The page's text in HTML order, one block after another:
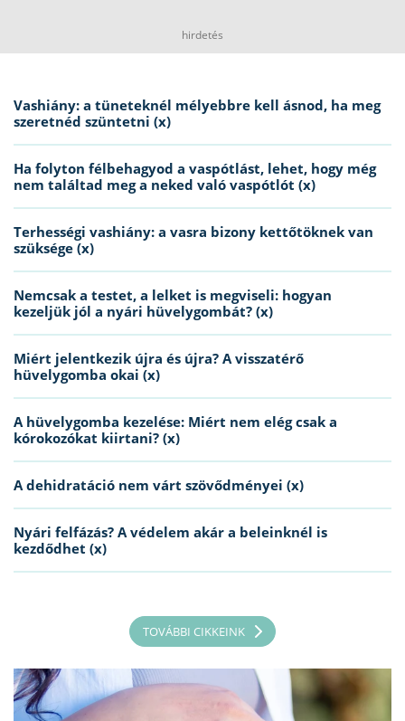
hirdetés
Vashiány: a tüneteknél mélyebbre kell ásnod, ha meg
szeretnéd szüntetni (x)
Ha folyton félbehagyod a vaspótlást, lehet, hogy még
nem találtad meg a neked való vaspótlót (x)
Terhességi vashiány: a vasra bizony kettőtöknek van
szüksége (x)
Nemcsak a testet, a lelket is megviseli: hogyan
kezeljük jól a nyári hüvelygombát? (x)
Miért jelentkezik újra és újra? A visszatérő
hüvelygomba okai (x)
A hüvelygomba kezelése: Miért nem elég csak a
kórokozókat kiirtani? (x)
A dehidratáció nem várt szövődményei (x)
Nyári felfázás? A védelem akár a beleinknél is
kezdődhet (x)
TOVÁBBI CIKKEINK